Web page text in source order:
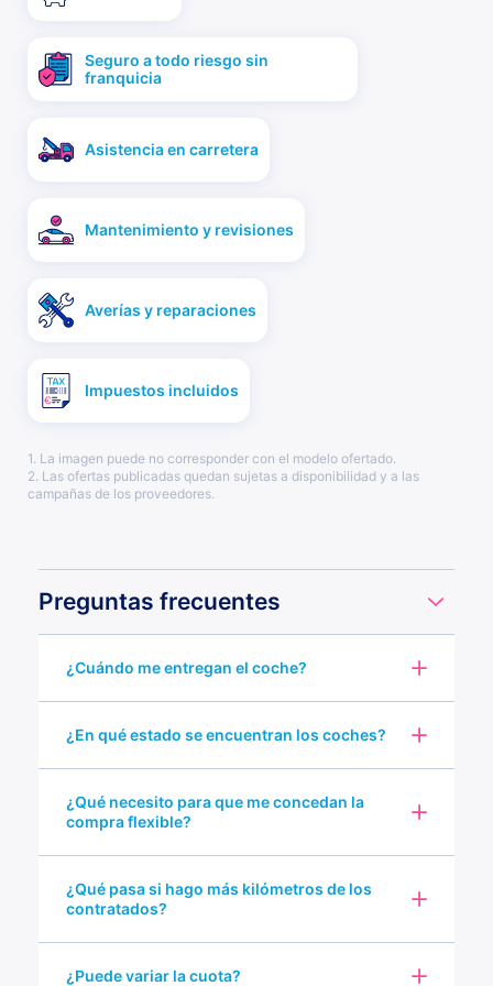
Seguro a todo riesgo sin
franquicia
Asistencia en carretera
Mantenimiento y revisiones
Averías y reparaciones
Impuestos incluidos
1. La imagen puede no corresponder con el modelo ofertado.
2. Las ofertas publicadas quedan sujetas a disponibilidad y a las
campañas de los proveedores.
Preguntas frecuentes
¿Cuándo me entregan el coche?
¿En qué estado se encuentran los coches?
¿Qué necesito para que me concedan la
compra flexible?
¿Qué pasa si hago más kilómetros de los
contratados?
¿Puede variar la cuota?